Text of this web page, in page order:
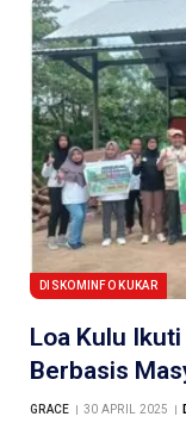
DISKOMINFO KUKAR
Loa Kulu
Berbasis
GRACE 30 APRIL 2025